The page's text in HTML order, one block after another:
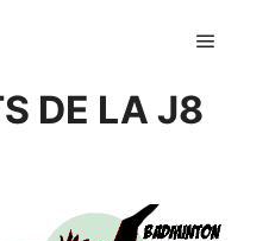
DE LA J8